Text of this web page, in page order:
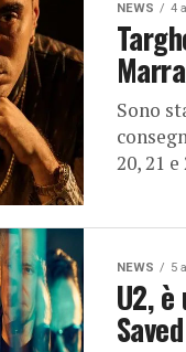
NEWS 4
Sono
20, 21
NEWS 5
U2,